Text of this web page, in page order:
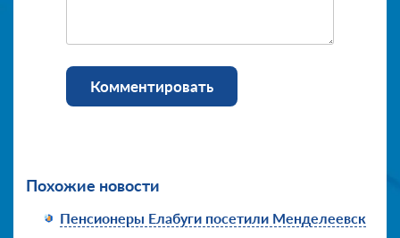
Комментировать
Похожие новости
Пенсионеры Елабуги посетили Менделеевск